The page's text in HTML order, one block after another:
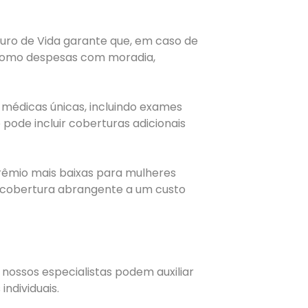
de Vida garante que, em caso de
despesas com moradia,
únicas, incluindo exames
incluir coberturas adicionais
mais baixas para mulheres
abrangente a um custo
especialistas podem auxiliar